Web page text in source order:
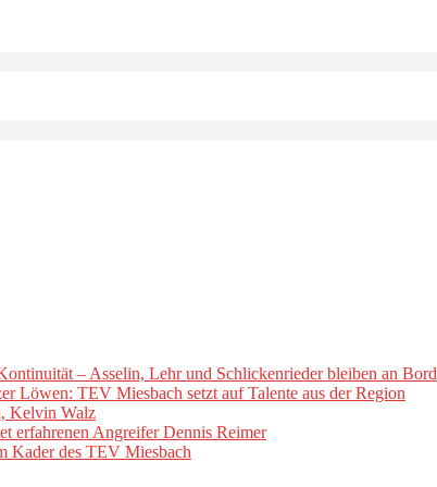
– Asselin, Lehr und Schlickenrieder bleiben an Bord
Löwen: TEV Miesbach setzt auf Talente aus der Region
Kelvin Walz
erfahrenen Angreifer Dennis Reimer
Kader des TEV Miesbach